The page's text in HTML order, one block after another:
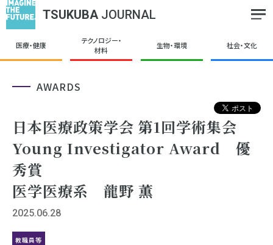
TSUKUBA JOURNAL
医療・健康
テクノロジー・
材料
生物・環境 社会・文化
AWARDS
日本医療政策学会 第1回学術集会
Young Investigator Award 優
秀賞
医学医療系 龍野 薫
2025.06.28
教職員等